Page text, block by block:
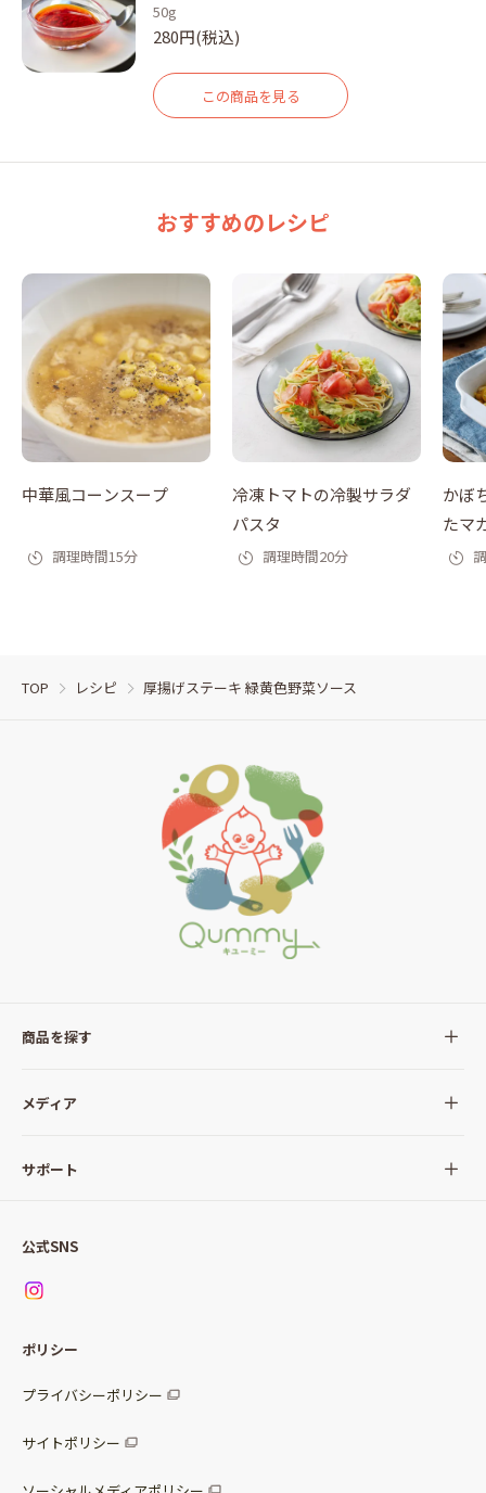
50g
280円(税込)
この商品を見る
おすすめのレシピ
中華風コーンスープ
調理時間15分
冷凍トマトの冷製サラダ
パスタ
調理時間20分
かぼ
たマ
TOP レシピ 厚揚げステーキ 緑黄色野菜ソース
商品を探す
全ての商品
サラダ
パッケージサラダ
惣菜サラダ
調味料
メディア
Qummy(キユーミー)について
サポート
お問い合わせ
公式SNS
ポリシー
プライバシーポリシー
サイトポリシー